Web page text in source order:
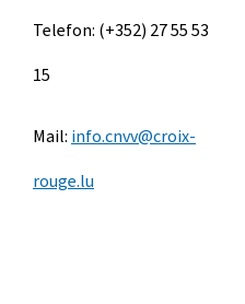
Telefon: (+352) 27 55 53
15
Mail: info.cnvv@croix-
rouge.lu